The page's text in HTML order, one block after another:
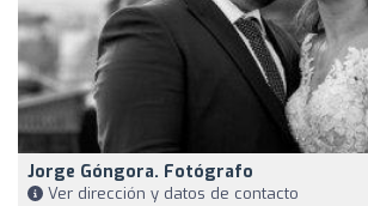
Jorge Góngora. Fotógrafo
Ver dirección y datos de contacto